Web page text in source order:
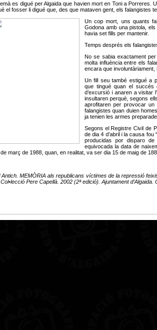
es digué per Algaida que havien mort en Toni a
el fosser li digué que, des que mataven gent, els falangistes
Un cop mort, uns quants
Godona amb una pistola,
havia set fills per mantenir.
Temps després els
No se sabia exactament
molta influència entre els
encara que
Un fill seu també estigué a
que tingué quan el succés
d’excursió i anaren a visitar
insultaren perquè, segons
aprofitaren per provocar
falangistes quan duien
ja tenien les armes
Segons el Registre Civil de
de dia 4 d’abril i la causa
producidas por disparo de
equivocada la data de
març de 1988, quan, en realitat, va ser dia 15 de maig de
Antich. MEMÒRIA als republicans víctimes de la repressió
Pere Capellà. 2002 (2ª edició). Ajuntament d’Algaida.